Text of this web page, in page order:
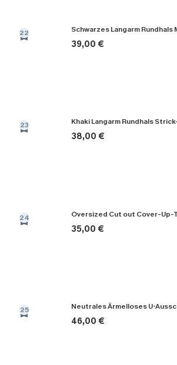
22
39,00 €
23 Khaki Langarm Rundhals
38,00 €
24
35,00 €
25
46,00 €